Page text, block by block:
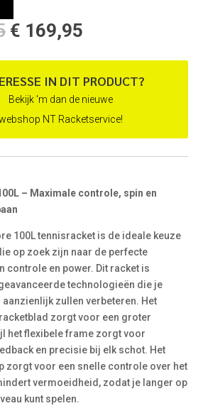
Oorspronkelijke
was:
€ 289,95.
€ 169,95Huidige
is:
€ 169,95.
IN DIT PRODUCT?
Bekijk 'm dan de nieuwe
NT Racketservice!
– Maximale controle, spin en
100L tennisracket is de ideale keuze
op zoek zijn naar de perfecte
controle en power. Dit racket is
technologieën die je
zullen verbeteren. Het
zorgt voor een groter
het flexibele frame zorgt voor
en precisie bij elk schot. Het
zorgt voor een snelle controle over het
vermoeidheid, zodat je langer op
kunt spelen.